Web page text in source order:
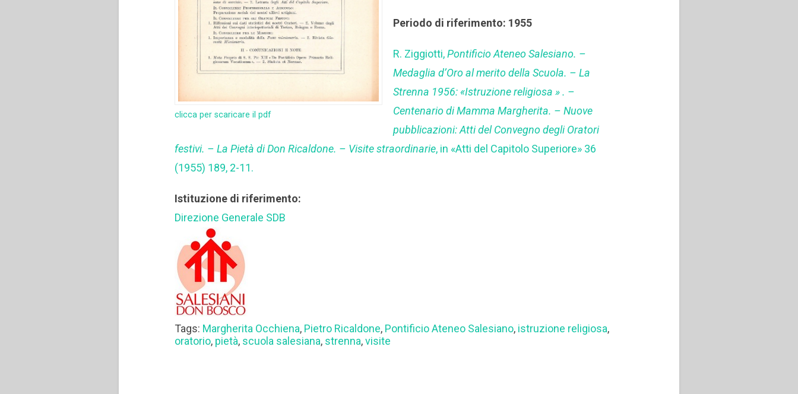
clicca per scaricare il pdf
Periodo di riferimento: 1955
R. Ziggiotti,Pontificio Ateneo Salesiano. –
Medaglia d’Oro al merito della Scuola. – La
Strenna 1956: «Istruzione religiosa » . –
Centenario di Mamma Margherita. – Nuove
pubblicazioni: Atti del Convegno degli Oratori
festivi. – La Pietà di Don Ricaldone. – Visite straordinarie, in «Atti del Capitolo Superiore» 36
(1955) 189, 2-11.
Istituzione di riferimento:
Direzione Generale SDB
Tags: Margherita Occhiena, Pietro Ricaldone, Pontificio Ateneo Salesiano, istruzione religiosa,
oratorio, pietà, scuola salesiana, strenna,visite